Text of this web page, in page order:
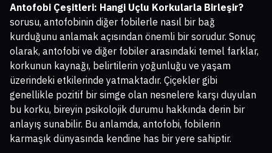
Antofobi Çeşitleri: Hangi Uçlu Korkularla Birleşir?
sorusu, antofobinin diğer fobilerle nasıl bir bağ
kurduğunu anlamak açısından önemli bir sorudur. Sonuç
olarak, antofobi ve diğer fobiler arasındaki temel farklar,
korkunun kaynağı, belirtilerin yoğunluğu ve yaşam
üzerindeki etkilerinde yatmaktadır. Çiçekler gibi
genellikle pozitif bir simge olan nesnelere karşı duyulan
bu korku, bireyin psikolojik durumu hakkında derin bir
anlayış sunabilir. Bu anlamda, antofobi, fobilerin
karmaşık dünyasında kendine has bir yere sahiptir.